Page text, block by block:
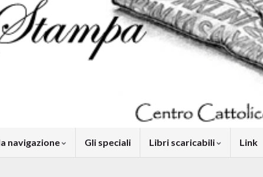
navigazione Gli speciali Libri scaricabili Link